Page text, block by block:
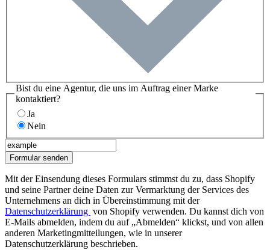
Bist du eine Agentur, die uns im Auftrag einer Marke
kontaktiert?
Ja
Nein
Formular senden
Mit der Einsendung dieses Formulars stimmst du zu, dass Shopify
und seine Partner deine Daten zur Vermarktung der Services des
Unternehmens an dich in Übereinstimmung mit der
Datenschutzerklärung von Shopify verwenden. Du kannst dich von
E-Mails abmelden, indem du auf „Abmelden“ klickst, und von allen
anderen Marketingmitteilungen, wie in unserer
Datenschutzerklärung beschrieben.